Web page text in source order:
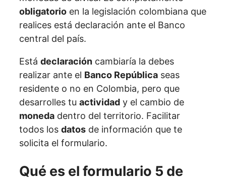
obligatorio en la legislación colombiana que
realices está declaración ante el Banco
central del país.
Está declaración cambiaría la debes
realizar ante el Banco República seas
residente o no en Colombia, pero que
desarrolles tu actividad y el cambio de
moneda dentro del territorio. Facilitar
todos los datos de información que te
solicita el formulario.
Qué es el formulario 5 de